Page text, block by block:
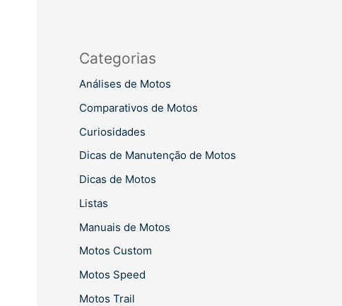
Categorias
Análises de Motos
Comparativos de Motos
Curiosidades
Dicas de Manutenção de Motos
Dicas de Motos
Listas
Manuais de Motos
Motos Custom
Motos Speed
Motos Trail